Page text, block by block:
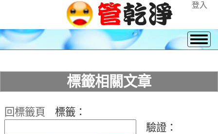
登入
標籤相關文章
回標籤頁
標籤：
驗證：